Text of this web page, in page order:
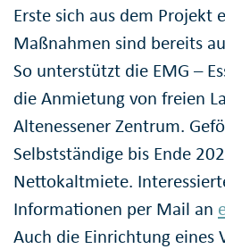
Erste sich aus dem Projekt
Maßnahmen sind bereits
So unterstützt die EMG –
die Anmietung von freien
Altenessener Zentrum.
Selbstständige bis Ende
Nettokaltmiete.
Informationen per Mail an
Auch die Einrichtung eines